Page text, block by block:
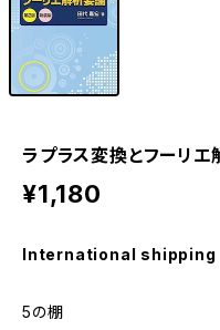
ラプラス変換とフーリ
¥1,180
International shipping
5の棚